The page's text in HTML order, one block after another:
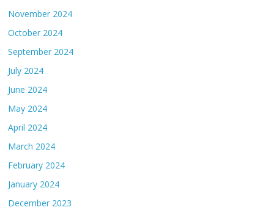
November 2024
October 2024
September 2024
July 2024
June 2024
May 2024
April 2024
March 2024
February 2024
January 2024
December 2023